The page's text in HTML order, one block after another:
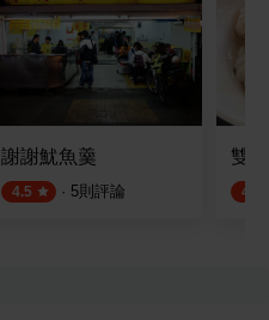
謝謝魷魚羹
4.5 · 5則評論
雙
4.6